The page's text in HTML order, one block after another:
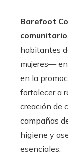
Barefoot
habitantes
mujeres—
en la
fortalecer a
creación de
campañas
higiene y
esenciales.